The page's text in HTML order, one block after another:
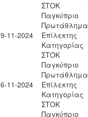
ΣΤΟΚ
11-2024
Παγκύπριο
Πρωτάθλημα
Επίλεκτης
Κατηγορίας
ΣΤΟΚ
11-2024
Παγκύπριο
Πρωτάθλημα
Επίλεκτης
Κατηγορίας
ΣΤΟΚ
Παγκύπριο